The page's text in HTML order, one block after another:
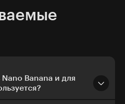
Banana и для